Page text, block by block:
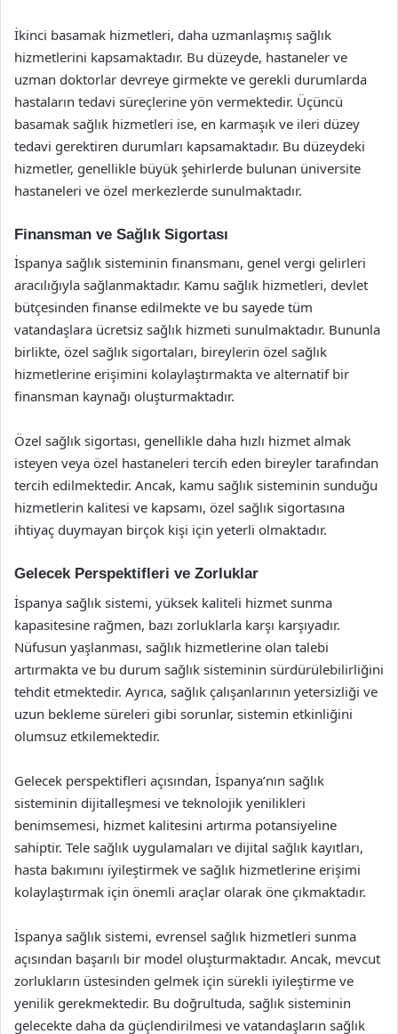
İkinci basamak hizmetleri, daha uzmanlaşmış sağlık
hizmetlerini kapsamaktadır. Bu düzeyde, hastaneler ve
uzman doktorlar devreye girmekte ve gerekli durumlarda
hastaların tedavi süreçlerine yön vermektedir. Üçüncü
basamak sağlık hizmetleri ise, en karmaşık ve ileri düzey
tedavi gerektiren durumları kapsamaktadır. Bu düzeydeki
hizmetler, genellikle büyük şehirlerde bulunan üniversite
hastaneleri ve özel merkezlerde sunulmaktadır.
Finansman ve Sağlık Sigortası
İspanya sağlık sisteminin finansmanı, genel vergi gelirleri
aracılığıyla sağlanmaktadır. Kamu sağlık hizmetleri, devlet
bütçesinden finanse edilmekte ve bu sayede tüm
vatandaşlara ücretsiz sağlık hizmeti sunulmaktadır. Bununla
birlikte, özel sağlık sigortaları, bireylerin özel sağlık
hizmetlerine erişimini kolaylaştırmakta ve alternatif bir
finansman kaynağı oluşturmaktadır.
Özel sağlık sigortası, genellikle daha hızlı hizmet almak
isteyen veya özel hastaneleri tercih eden bireyler tarafından
tercih edilmektedir. Ancak, kamu sağlık sisteminin sunduğu
hizmetlerin kalitesi ve kapsamı, özel sağlık sigortasına
ihtiyaç duymayan birçok kişi için yeterli olmaktadır.
Gelecek Perspektifleri ve Zorluklar
İspanya sağlık sistemi, yüksek kaliteli hizmet sunma
kapasitesine rağmen, bazı zorluklarla karşı karşıyadır.
Nüfusun yaşlanması, sağlık hizmetlerine olan talebi
artırmakta ve bu durum sağlık sisteminin sürdürülebilirliğini
tehdit etmektedir. Ayrıca, sağlık çalışanlarının yetersizliği ve
uzun bekleme süreleri gibi sorunlar, sistemin etkinliğini
olumsuz etkilemektedir.
Gelecek perspektifleri açısından, İspanya’nın sağlık
sisteminin dijitalleşmesi ve teknolojik yenilikleri
benimsemesi, hizmet kalitesini artırma potansiyeline
sahiptir. Tele sağlık uygulamaları ve dijital sağlık kayıtları,
hasta bakımını iyileştirmek ve sağlık hizmetlerine erişimi
kolaylaştırmak için önemli araçlar olarak öne çıkmaktadır.
İspanya sağlık sistemi, evrensel sağlık hizmetleri sunma
açısından başarılı bir model oluşturmaktadır. Ancak, mevcut
zorlukların üstesinden gelmek için sürekli iyileştirme ve
yenilik gerekmektedir. Bu doğrultuda, sağlık sisteminin
gelecekte daha da güçlendirilmesi ve vatandaşların sağlık